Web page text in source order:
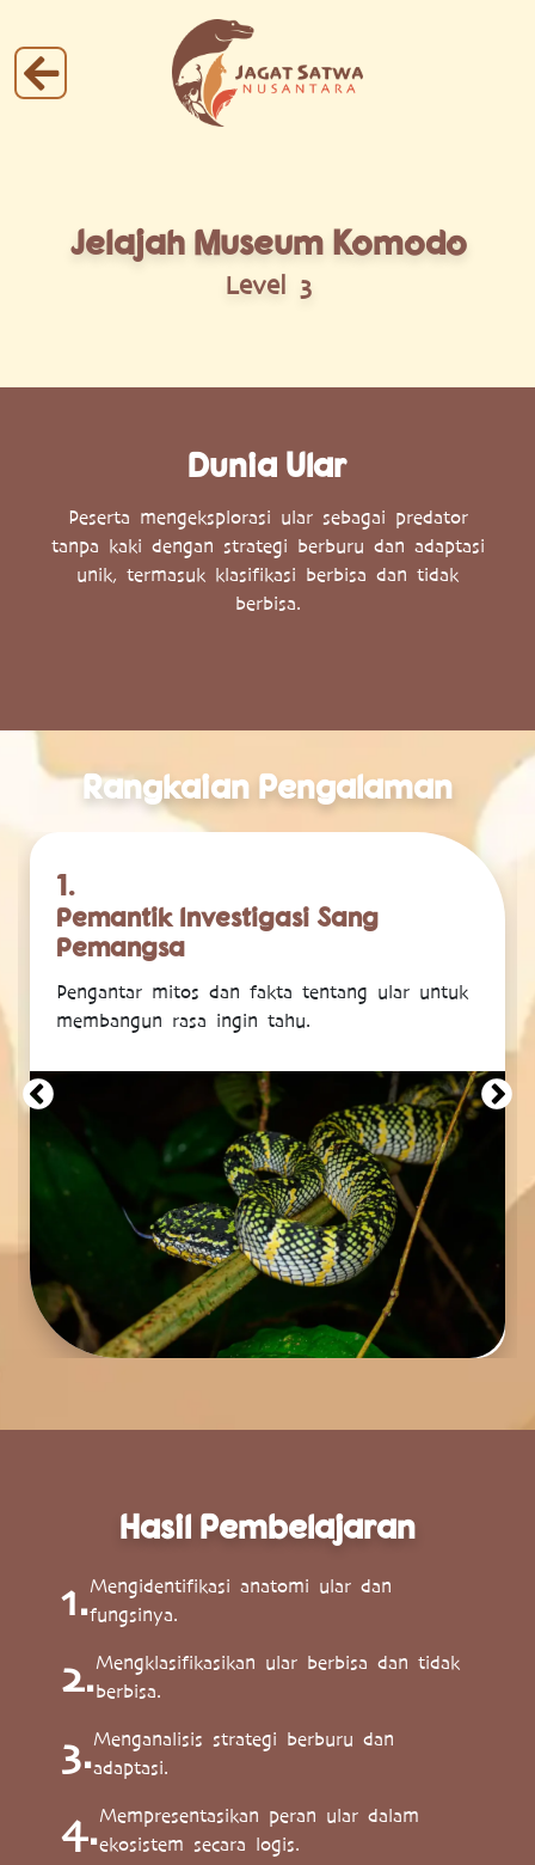
Jelajah Museum Komodo
Level 3
Dunia Ular
Peserta mengeksplorasi ular sebagai predator
tanpa kaki dengan strategi berburu dan adaptasi
unik, termasuk klasifikasi berbisa dan tidak
berbisa.
Rangkaian Pengalaman
1.
Pemantik Investigasi Sang
Pemangsa
Pengantar mitos dan fakta tentang ular untuk
membangun rasa ingin tahu.
Hasil Pembelajaran
1.Mengidentifikasi anatomi ular dan
fungsinya.
2.Mengklasifikasikan ular berbisa dan tidak
berbisa.
3.Menganalisis strategi berburu dan
adaptasi.
4.Mempresentasikan peran ular dalam
ekosistem secara logis.